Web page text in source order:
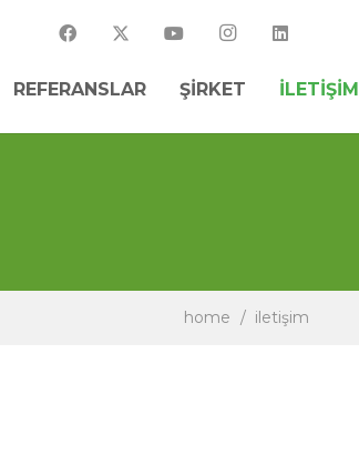
REFERANSLAR ŞIRKET İLETIŞIM
home / i̇letişim